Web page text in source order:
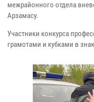
межрайонного отдела
Арзамасу.
Участники конкурса
грамотами и кубками в